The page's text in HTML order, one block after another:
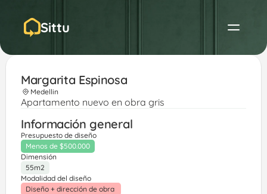
Sittu
Margarita Espinosa
Medellin
Apartamento nuevo en obra gris
Información general
Presupuesto de diseño
Menos de $500.000
Dimensión
55m2
Modalidad del diseño
Diseño + dirección de obra